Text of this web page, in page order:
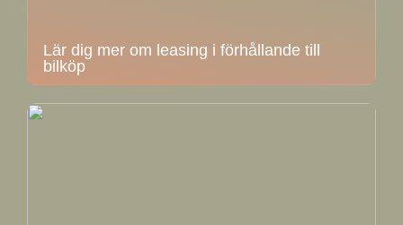
Lär dig mer om leasing i förhållande till
bilköp